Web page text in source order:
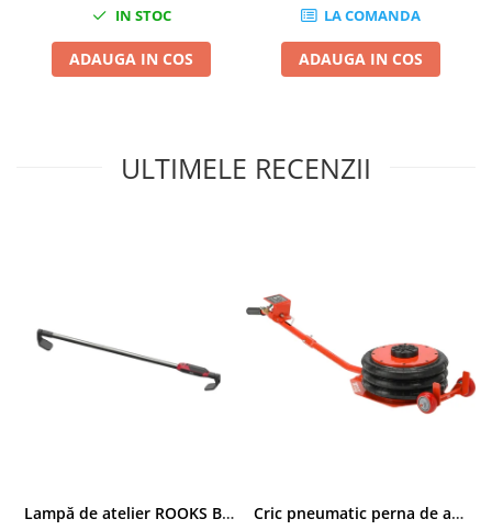
Chei cu clichet
Compresoare
Filtre Pneumatice
Pistoale de vopsit
Diagnoza si masurari
Sistem Vibro-Power
IN STOC
ADAUGA IN COS
LA COMANDA
ADAUGA IN COS
ULTIMELE RECENZII
Lampă de atelier ROOKS B2 HYBRID pentru capotă, 2000 lumeni, 5000 mAh Cric pneumatic perna de aer cu inaltator 6T